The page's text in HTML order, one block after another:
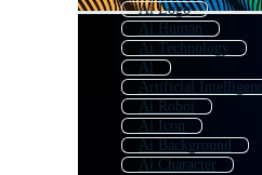
Ai Logo
Ai Human
Ai Technology
Al
Artificial
Ai Robot
Ai Icon
Ai Background
Ai Character